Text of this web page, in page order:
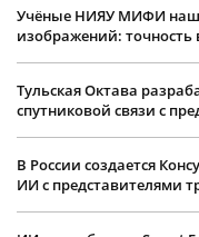
Учëные НИЯУ МИФИ
изображений: точность
Тульская Октава
спутниковой связи с
В России создается
ИИ с представителями